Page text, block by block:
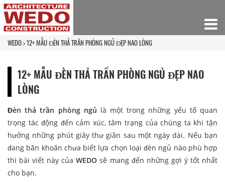
WEDO 12+ MẪU ĐÈN THẢ TRẦN PHÒNG NGỦ ĐẸP NAO LÒNG
12+ MẪU ĐÈN THẢ TRẦN PHÒNG NGỦ ĐẸP NAO
LÒNG
Đèn thả trần phòng ngủ là một trong những yếu tố quan
trọng tác động đến cảm xúc, tâm trạng của chúng ta khi tận
hưởng những phút giây thư giãn sau một ngày dài. Nếu bạn
đang băn khoăn chưa biết lựa chọn loại đèn ngủ nào phù hợp
thì bài viết này củaWEDO sẽ mang đến những gợi ý tốt nhất
cho bạn.